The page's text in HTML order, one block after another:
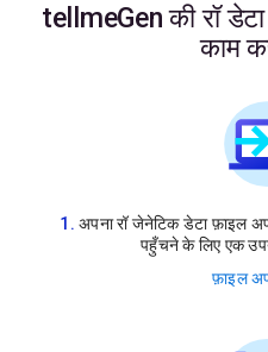
tellmeGen की रॉ
काम
अपना रॉ जेनेटिक डेटा फ़ाइल
पहुँचने के लिए एक
फ़ाइल